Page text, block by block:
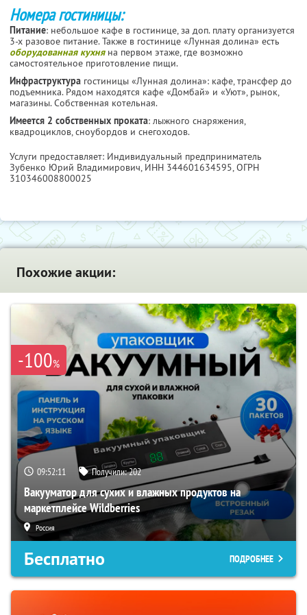
Номера гостиницы:
Питание: небольшое кафе в гостинице, за доп. плату организуется
3-х разовое питание. Также в гостинице «Лунная долина» есть
оборудованная кухняна первом этаже, где возможно
самостоятельное приготовление пищи.
Инфраструктура гостиницы «Лунная долина»: кафе, трансфер до
подъемника. Рядом находятся кафе «Домбай» и «Уют», рынок,
магазины. Собственная котельная.
Имеется 2 собственных проката: лыжного снаряжения,
квадроциклов, сноубордов и снегоходов.
Услуги предоставляет: Индивидуальный предприниматель
Зубенко Юрий Владимирович, ИНН 344601634595, ОГРН
310346008800025
Похожие акции:
-100%
09:52:10 Получили:202
Вакууматор для сухих и влажных продуктов на
маркетплейсе Wildberries
Россия
Бесплатно ПОДРОБНЕЕ